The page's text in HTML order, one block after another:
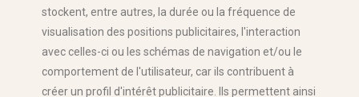
stockent, entre autres, la durée ou la fréquence de
visualisation des positions publicitaires, l'interaction
avec celles-ci ou les schémas de navigation et/ou le
comportement de l'utilisateur, car ils contribuent à
créer un profil d'intérêt publicitaire. Ils permettent ainsi